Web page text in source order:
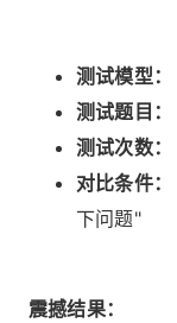
测试模型：
测试题目：
测试次数：
对比条件：
下问题"
震撼结果：